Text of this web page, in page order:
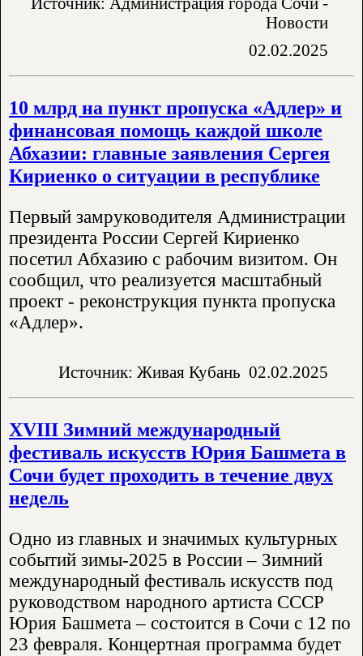
Новости
02.02.2025
10 млрд на пункт пропуска «Адлер» и
финансовая помощь каждой школе
Абхазии: главные заявления Сергея
Кириенко о ситуации в республике
Первый замруководителя Администрации
президента России Сергей Кириенко
посетил Абхазию с рабочим визитом. Он
сообщил, что реализуется масштабный
проект - реконструкция пункта пропуска
«Адлер».
Источник: Живая Кубань 02.02.2025
XVIII Зимний международный
фестиваль искусств Юрия Башмета в
Сочи будет проходить в течение двух
недель
Одно из главных и значимых культурных
событий зимы-2025 в России – Зимний
международный фестиваль искусств под
руководством народного артиста СССР
Юрия Башмета – состоится в Сочи с 12 по
23 февраля. Концертная программа будет